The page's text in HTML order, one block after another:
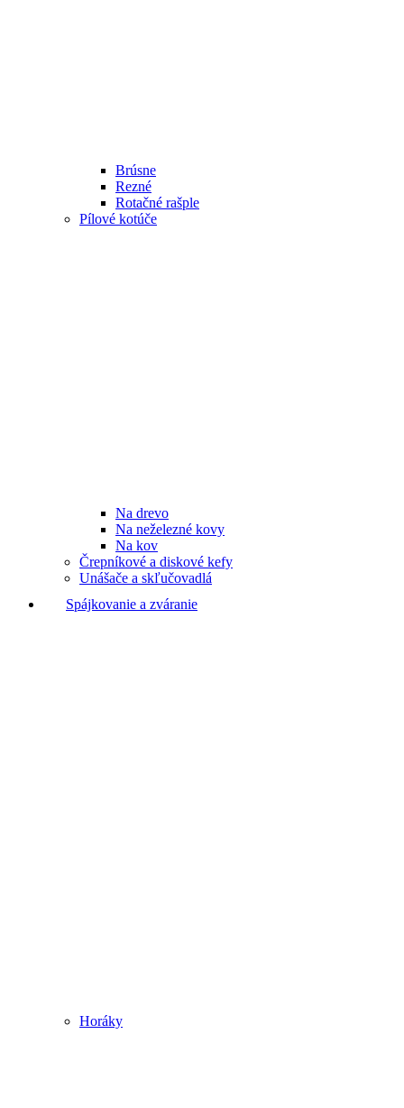
Brúsne
Rezné
Rotačné rašple
Pílové kotúče
Na drevo
Na neželezné kovy
Na kov
Črepníkové a diskové kefy
Unášače a skľučovadlá
Spájkovanie a zváranie
Horáky